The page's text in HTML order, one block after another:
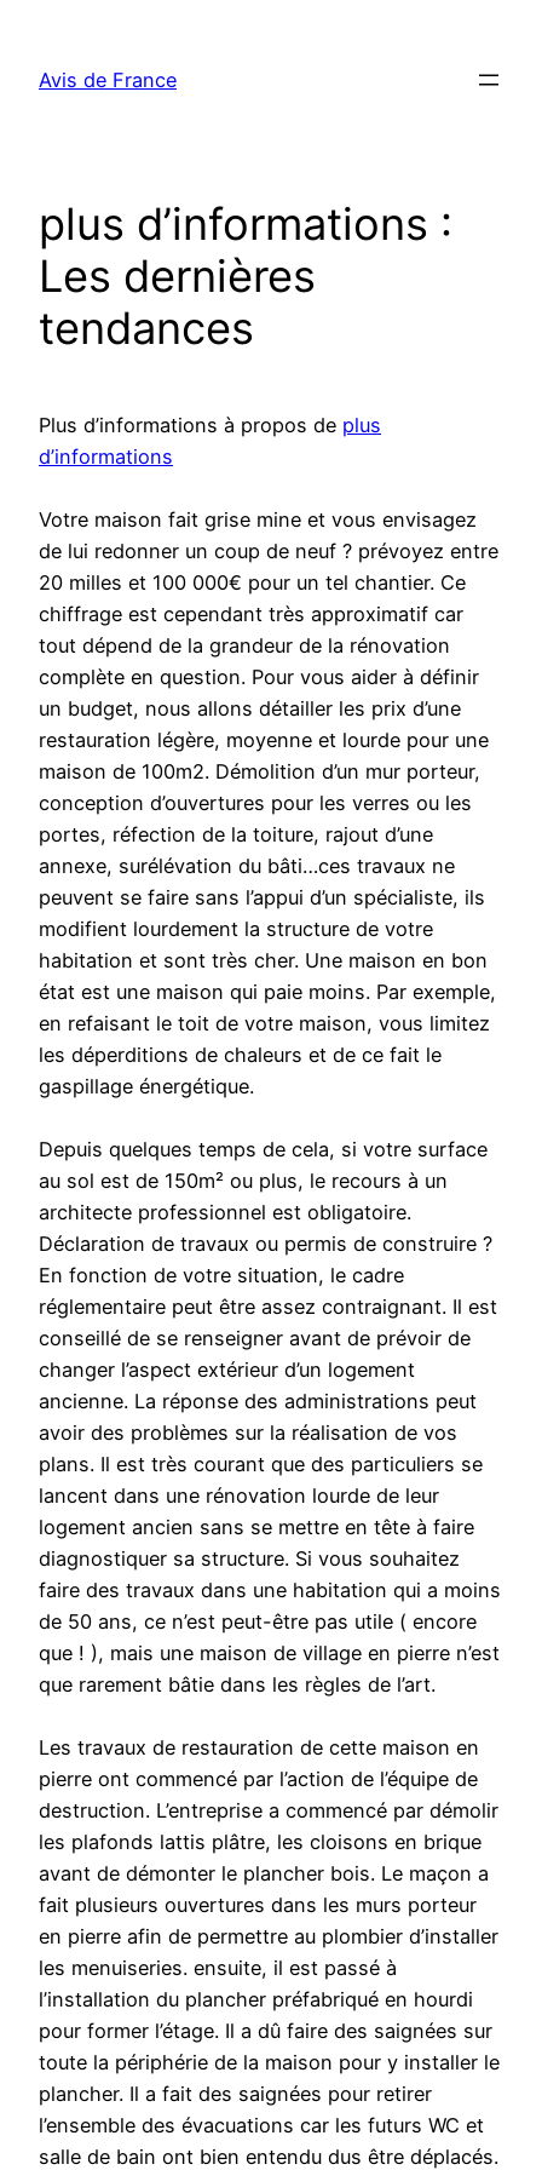
contenu
Avis de France
plus d’informations :
Les dernières
tendances
Plus d’informations à propos de plus
d’informations
Votre maison fait grise mine et vous envisagez
de lui redonner un coup de neuf ? prévoyez entre
20 milles et 100 000€ pour un tel chantier. Ce
chiffrage est cependant très approximatif car
tout dépend de la grandeur de la rénovation
complète en question. Pour vous aider à définir
un budget, nous allons détailler les prix d’une
restauration légère, moyenne et lourde pour une
maison de 100m2. Démolition d’un mur porteur,
conception d’ouvertures pour les verres ou les
portes, réfection de la toiture, rajout d’une
annexe, surélévation du bâti…ces travaux ne
peuvent se faire sans l’appui d’un spécialiste, ils
modifient lourdement la structure de votre
habitation et sont très cher. Une maison en bon
état est une maison qui paie moins. Par exemple,
en refaisant le toit de votre maison, vous limitez
les déperditions de chaleurs et de ce fait le
gaspillage énergétique.
Depuis quelques temps de cela, si votre surface
au sol est de 150m² ou plus, le recours à un
architecte professionnel est obligatoire.
Déclaration de travaux ou permis de construire ?
En fonction de votre situation, le cadre
réglementaire peut être assez contraignant. Il est
conseillé de se renseigner avant de prévoir de
changer l’aspect extérieur d’un logement
ancienne. La réponse des administrations peut
avoir des problèmes sur la réalisation de vos
plans. Il est très courant que des particuliers se
lancent dans une rénovation lourde de leur
logement ancien sans se mettre en tête à faire
diagnostiquer sa structure. Si vous souhaitez
faire des travaux dans une habitation qui a moins
de 50 ans, ce n’est peut-être pas utile ( encore
que ! ), mais une maison de village en pierre n’est
que rarement bâtie dans les règles de l’art.
Les travaux de restauration de cette maison en
pierre ont commencé par l’action de l’équipe de
destruction. L’entreprise a commencé par démolir
les plafonds lattis plâtre, les cloisons en brique
avant de démonter le plancher bois. Le maçon a
fait plusieurs ouvertures dans les murs porteur
en pierre afin de permettre au plombier d’installer
les menuiseries. ensuite, il est passé à
l’installation du plancher préfabriqué en hourdi
pour former l’étage. Il a dû faire des saignées sur
toute la périphérie de la maison pour y installer le
plancher. Il a fait des saignées pour retirer
l’ensemble des évacuations car les futurs WC et
salle de bain ont bien entendu dus être déplacés.